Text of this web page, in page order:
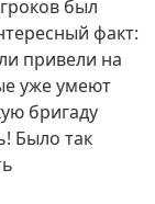
был
факт:
привели на
уже умеют
бригаду
Было так